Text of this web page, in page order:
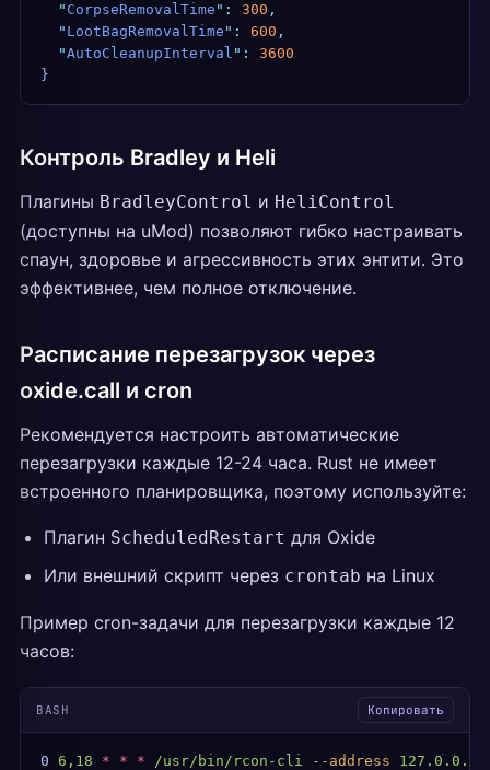
  "
CorpseRemovalTime " : 300 ,
  "
LootBagRemovalTime " : 600 ,
  "
AutoCleanupInterval " :
3600
}
Контроль Bradley и Heli
Плагины BradleyControl и HeliControl
(доступны на uMod) позволяют гибко настраивать
спаун, здоровье и агрессивность этих энтити. Это
эффективнее, чем полное отключение.
Расписание перезагрузок через
oxide.call и cron
Рекомендуется настроить автоматические
перезагрузки каждые 12-24 часа. Rust не имеет
встроенного планировщика, поэтому используйте:
Плагин ScheduledRestart для Oxide
Или внешний скрипт через crontab на Linux
Пример cron-задачи для перезагрузки каждые 12
часов:
BASH Копировать
0 6,18 * * * /usr/bin/rcon-cli --address